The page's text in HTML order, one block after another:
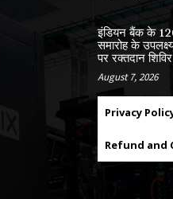
इंडियन बैंक के
समारोह के
पर रक्तदान
August 7, 2026
Privacy
Refund and